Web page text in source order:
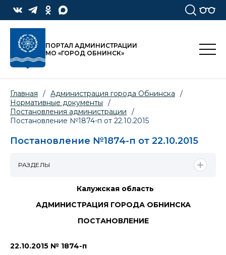
ПОРТАЛ АДМИНИСТРАЦИИ
МО «ГОРОД ОБНИНСК»
Главная / Администрация города Обнинска
/
Нормативные документы
/
Постановления администрации
/
Постановление №1874-п от 22.10.2015
Постановление №1874-п от 22.10.2015
Калужская область
АДМИНИСТРАЦИЯ ГОРОДА ОБНИНСКА
ПОСТАНОВЛЕНИЕ
22.10.2015 № 1874-п
РАЗДЕЛЫ